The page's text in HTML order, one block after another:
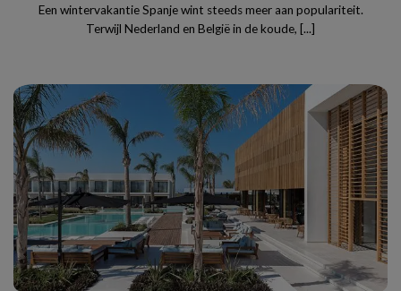
Een wintervakantie Spanje wint steeds meer aan populariteit.
Terwijl Nederland en België in de koude, [...]